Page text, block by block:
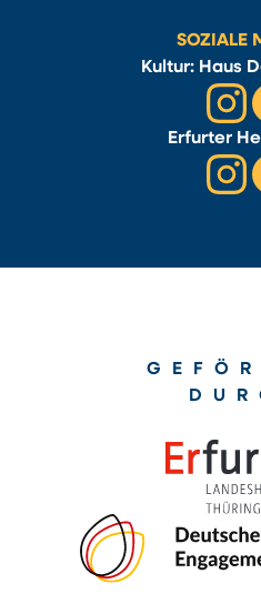
SOZIALE
Kultur: Haus
Erfurter